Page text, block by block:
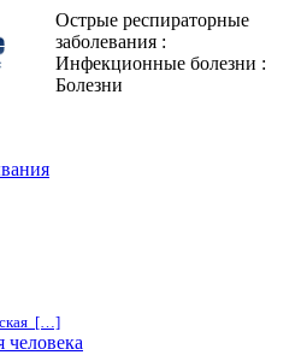
Острые респираторные
заболевания :
Инфекционные болезни :
Болезни
[…]
человека